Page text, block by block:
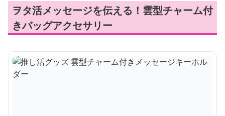
ヲタ活メッセージを伝える！雲型チャーム付
きバッグアクセサリー